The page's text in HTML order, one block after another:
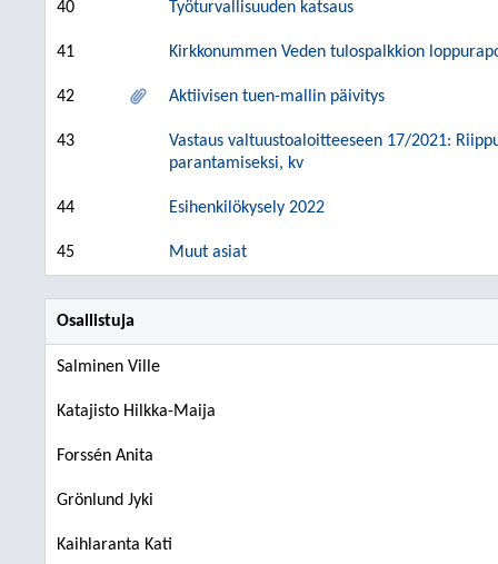
40 Työturvallisuuden katsaus
41 Kirkkonummen Veden tulospalkkion
42 Aktiivisen tuen-mallin päivitys
43
Vastaus valtuustoaloitteeseen 17/2021:
parantamiseksi, kv
44 Esihenkilökysely 2022
45 Muut asiat
Osallistuja
Salminen Ville
Katajisto Hilkka-Maija
Forssén Anita
Grönlund Jyki
Kaihlaranta Kati